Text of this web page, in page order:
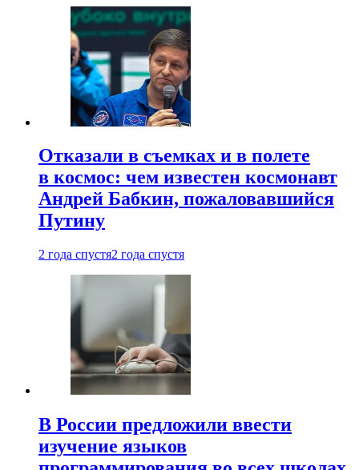
Отказали в съемках и в полете
в космос: чем известен космонавт
Андрей Бабкин, пожаловавшийся
Путину
2 года спустя2 года спустя
В России предложили ввести
изучение языков